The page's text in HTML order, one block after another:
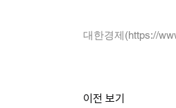
대한경제(https://
이전 보기